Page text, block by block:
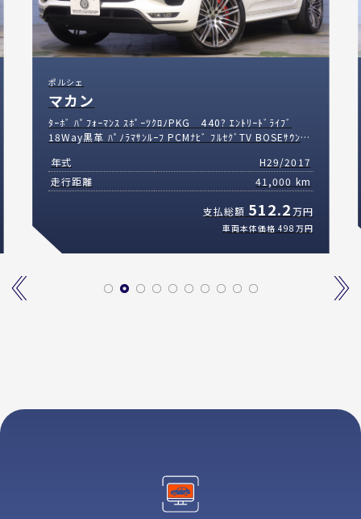
ポルシェ
マカン
GTS ｽﾎﾟｰﾂｸﾛﾉ&ﾊｲｸﾞﾛｽﾌﾞﾗｯｸｲﾝﾃﾘｱPKG 14Way黒革
ｼｰﾄﾋｰﾀｰ ﾊﾟﾉﾗﾏｻﾝﾙｰﾌ PCMﾅﾋﾞTV Carplay ｽﾎﾟｰﾂｴｸﾞｿﾞ
年式
H30/2018
走行距離
21,000 km
支払総額541.3万円
車両本体価格528万円